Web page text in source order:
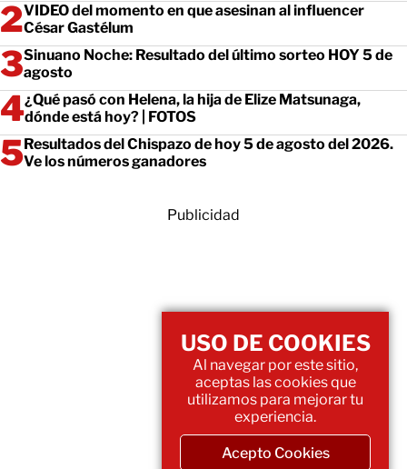
VIDEO del momento en que asesinan al influencer
César Gastélum
Sinuano Noche: Resultado del último sorteo HOY 5 de
agosto
¿Qué pasó con Helena, la hija de Elize Matsunaga,
dónde está hoy? | FOTOS
Resultados del Chispazo de hoy 5 de agosto del 2026.
Ve los números ganadores
Publicidad
USO DE COOKIES
Al navegar por este sitio,
aceptas las cookies que
utilizamos para mejorar tu
experiencia.
Acepto Cookies